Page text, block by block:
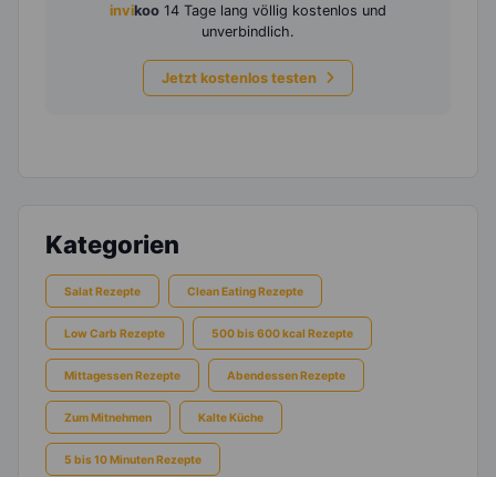
invikoo 14 Tage lang völlig kostenlos und
unverbindlich.
Jetzt kostenlos testen
Kategorien
Salat Rezepte Clean Eating Rezepte
Low Carb Rezepte 500 bis 600 kcal Rezepte
Mittagessen Rezepte Abendessen Rezepte
Zum Mitnehmen Kalte Küche
5 bis 10 Minuten Rezepte